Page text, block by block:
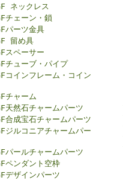
ネックレス
チェーン・鎖
パーツ金具
留め具
スペーサー
チューブ・パイプ
コインフレーム・コイン
チャーム
天然石チャームパーツ
合成宝石チャームパーツ
ジルコニアチャームパー
パールチャームパーツ
ペンダント空枠
デザインパーツ